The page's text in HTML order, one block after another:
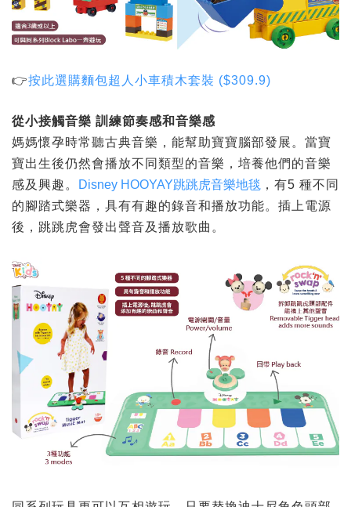
👉按此選購麵包超人小車積木套裝 ($309.9)
從小接觸音樂 訓練節奏感和音樂感
媽媽懷孕時常聽古典音樂，能幫助寶寶腦部發展。當寶
寶出生後仍然會播放不同類型的音樂，培養他們的音樂
感及興趣。
Disney HOOYAY跳跳虎音樂地毯 ，有5 種不同
的腳踏式樂器，具有有趣的錄音和播放功能。插上電源
後，跳跳虎會發出聲音及播放歌曲。